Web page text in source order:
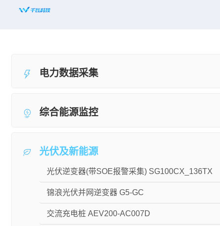
新闻资讯
知名案例
合作共赢
关于千瓦
电力数据采集
综合能源监控
光伏及新能源
光伏逆变器(带SOE报警采集) SG100CX_136TX
锦浪光伏并网逆变器 G5-GC
交流充电桩 AEV200-AC007D